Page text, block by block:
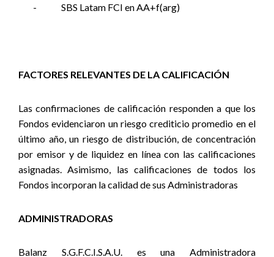
- SBS Latam FCI en AA+f(arg)
FACTORES RELEVANTES DE LA CALIFICACIÓN
Las confirmaciones de calificación responden a que los
Fondos evidenciaron un riesgo crediticio promedio en el
último año, un riesgo de distribución, de concentración
por emisor y de liquidez en línea con las calificaciones
asignadas. Asimismo, las calificaciones de todos los
Fondos incorporan la calidad de sus Administradoras
ADMINISTRADORAS
Balanz S.G.F.C.I.S.A.U. es una Administradora